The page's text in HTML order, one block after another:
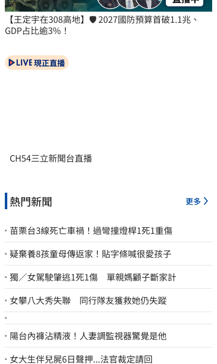
【王定宇在308高地】🛡️ 2027國防預算首破1.1兆、
GDP占比逾3%！
現正直播
CH54三立新聞台直播
熱門新聞 更多
苗栗台3線死亡車禍！過彎撞燈桿1死1重傷
疑棄養8孩童母傳返家！貼字條喊很愛孩子
獨／女駕駛肇逃1死1傷 單親媽顧子斷家計
女攀八大秀失聯 同行隊友獲救她仍失蹤
陽台內褲沾精液！人妻調監視器驚覺是他
女大生伴兒屍6日聲押...法官裁定請回